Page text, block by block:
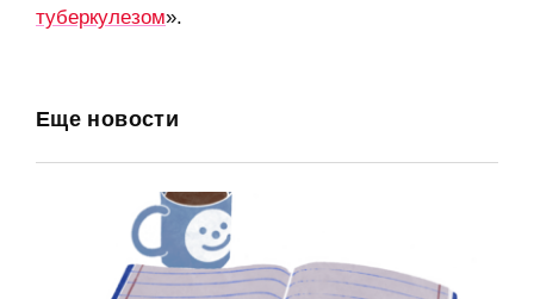
туберкулезом».
Еще новости